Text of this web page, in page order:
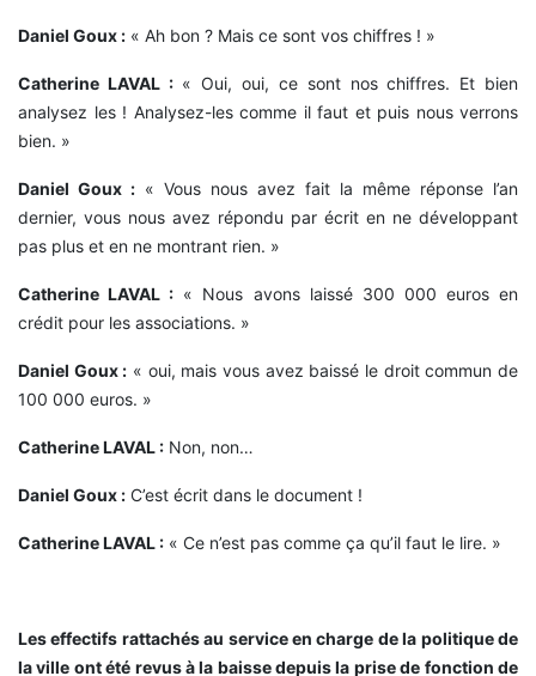
Daniel Goux : « Ah bon ? Mais ce sont vos chiffres ! »
Catherine LAVAL :« Oui, oui, ce sont nos chiffres. Et bien
analysez les ! Analysez-les comme il faut et puis nous verrons
bien. »
Daniel Goux : « Vous nous avez fait la même réponse l’an
dernier, vous nous avez répondu par écrit en ne développant
pas plus et en ne montrant rien. »
Catherine LAVAL : « Nous avons laissé 300 000 euros en
crédit pour les associations. »
Daniel Goux : « oui, mais vous avez baissé le droit commun de
100 000 euros. »
Catherine LAVAL : Non, non…
Daniel Goux : C’est écrit dans le document !
Catherine LAVAL : « Ce n’est pas comme ça qu’il faut le lire. »
Les effectifs rattachés au service en charge de la politique de
la ville ont été revus à la baisse depuis la prise de fonction de